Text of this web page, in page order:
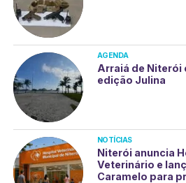
AGENDA
Arraiá de Niterói
edição Julina
NOTÍCIAS
Niterói anuncia
Veterinário e
Caramelo para